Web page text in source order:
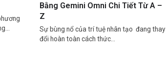
Bằng Gemini Omni Chi Tiết Từ A –
Z
Sự bùng nổ của trí tuệ nhân tạo đang thay
đổi hoàn toàn cách thức…